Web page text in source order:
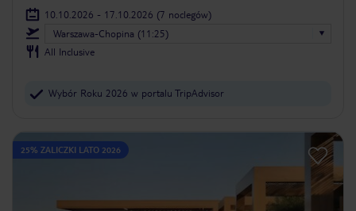
10.10.2026 - 17.10.2026 (7 noclegów)
Warszawa-Chopina (11:25)
All Inclusive
Wybór Roku 2026 w portalu TripAdvisor
25% ZALICZKI LATO 2026